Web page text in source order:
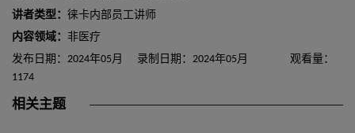
讲者类型： 徕卡内部员工讲师
内容领域： 非医疗
发布日期：2024年05月
录制日期：2024年05月
观看量：
1174
相关主题